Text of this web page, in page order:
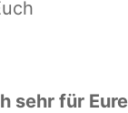
sehr für Eure